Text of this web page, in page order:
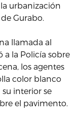
la urbanización
Gurabo.
llamada al
a la Policía sobre
los agentes
color blanco
interior se
el pavimento.